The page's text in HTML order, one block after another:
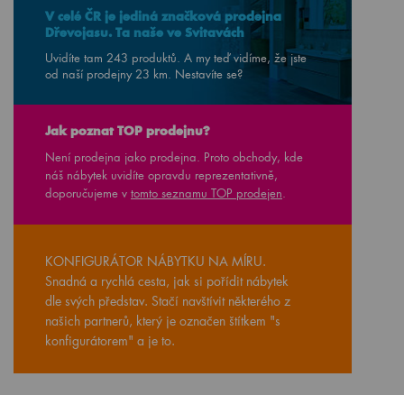
V celé ČR je jediná značková prodejna
Dřevojasu. Ta naše ve Svitavách
Uvidíte tam 243 produktů. A my teď vidíme, že jste
od naší prodejny 23 km. Nestavíte se?
Jak poznat TOP prodejnu?
Není prodejna jako prodejna. Proto obchody, kde
náš nábytek uvidíte opravdu reprezentativně,
doporučujeme v tomto seznamu TOP prodejen
KONFIGURÁTOR NÁBYTKU NA MÍRU.
Snadná a rychlá cesta, jak si pořídit nábytek
dle svých představ. Stačí navštívit některého z
našich partnerů, který je označen štítkem "s
konfigurátorem" a je to.